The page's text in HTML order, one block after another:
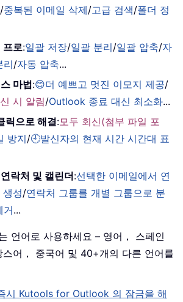
/중복된 이메일 삭제/고급 검색/폴더 정
프로:일괄 저장/일괄 분리/일괄 압축/자
리/자동 압축...
마법:😊더 예쁘고 멋진 이모지 제공/
시 알림/Outlook 종료 대신 최소화...
릭으로 해결:모두 회신(첨부 파일 포
방지/🕘발신자의 현재 시간 시간대 표
연락처 및 캘린더:선택한 이메일에서 연
성/연락처 그룹를 개별 그룹으로 분
거...
언어로 사용하세요 – 영어， 스페인
스어， 중국어 및 40+개의 다른 언어를
시 Kutools for Outlook 의 잠금을 해